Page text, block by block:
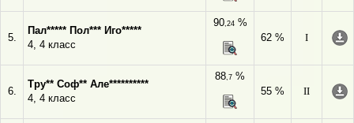
5.
Пал***** Пол*** Иго*****
4, 4 класс
90,24%
62 %
I
6.
Тру** Соф** Але**********
4, 4 класс
88,7 %
55 %
II